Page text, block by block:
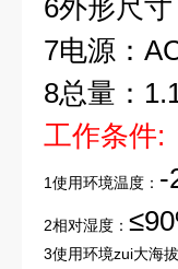
6外形尺
7电源：
8总量：
工作条件:
1使用环境温度： -
2相对湿度：
3使用环境zui大海